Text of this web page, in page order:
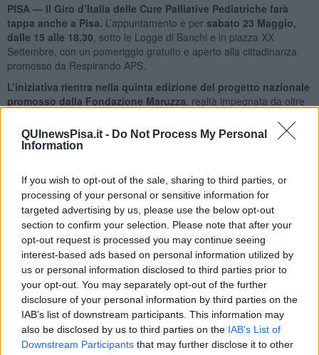
QUInewsPisa.it - Do Not Process My Personal
Information
If you wish to opt-out of the sale, sharing to third parties, or
processing of your personal or sensitive information for
targeted advertising by us, please use the below opt-out
section to confirm your selection. Please note that after your
opt-out request is processed you may continue seeing
interest-based ads based on personal information utilized by
us or personal information disclosed to third parties prior to
your opt-out. You may separately opt-out of the further
disclosure of your personal information by third parties on the
IAB’s list of downstream participants. This information may
also be disclosed by us to third parties on the IAB’s List of
Downstream Participants that may further disclose it to other
PISA — Il Giro d’Italia delle Cure Palliative Pediatriche farà
tappa anche a Pisa. L’appuntamento è per sabato 23 Maggio,
dalle 15 alle 18,30 , sotto le Logge di Banchi e in piazza XX
Settembre, con un pomeriggio gratuito e aperto alla cittadinanza
promosso da Respirando APS.
L’iniziativa rientra nella quinta edizione del progetto nazionale
promosso dalla Fondazione Maruzza , realtà impegnata da oltre
scelto per il 2026 è quello della “Comunità Curante”, cioè una rete
di medici, infermieri, psicologi, professionisti sanitari, famiglie e
A Pisa l’evento sarà organizzato da Respirando APS,
associazione nata per dare voce e sostegno alle famiglie dei
bambini medicalmente complessi, cioè minori che dipendono da
presidi sanitari e tecnologici nella vita quotidiana.
“Anche quest’anno abbiamo deciso di partecipare attivamente
al Giro d’Italia delle Cure Palliative Pediatrichepromosso dalla
Fondazione Maruzza perché i nostri bambini sono affetti da
malattie quasi sempre inguaribili e le Cure Palliative Pediatriche,